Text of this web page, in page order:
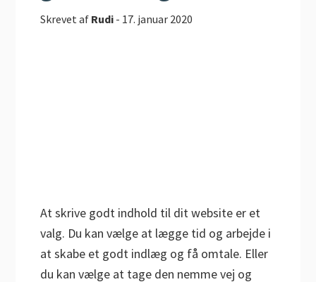
Skrevet af Rudi - 17. januar 2020
At skrive godt indhold til dit website er et
valg. Du kan vælge at lægge tid og arbejde i
at skabe et godt indlæg og få omtale. Eller
du kan vælge at tage den nemme vej og